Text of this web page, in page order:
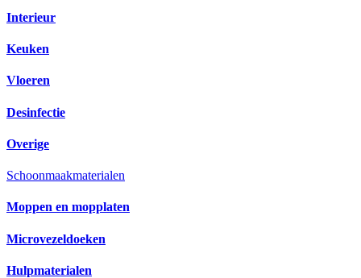
Interieur
Keuken
Vloeren
Desinfectie
Overige
Schoonmaakmaterialen
Moppen en mopplaten
Microvezeldoeken
Hulpmaterialen